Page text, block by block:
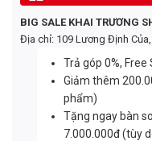
BIG SALE KHAI TRƯƠNG
Địa chỉ: 109 Lương Định Của,
Trả góp 0%, Free
Giảm thêm
phẩm)
Tặng ngay bàn
7.000.000đ (tùy